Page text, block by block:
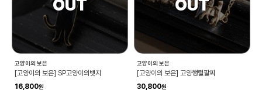
고양이의 보은
[고양이의 보은] SP고양이의뱃지
16,800
고양이의 보은
[고양이의 보은] 고양행렬팔찌
30,800